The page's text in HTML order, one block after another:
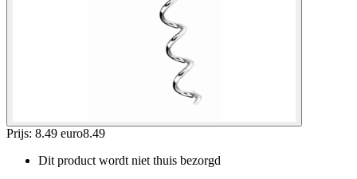
Prijs: 8.49 euro8.49
Dit product wordt niet thuis bezorgd